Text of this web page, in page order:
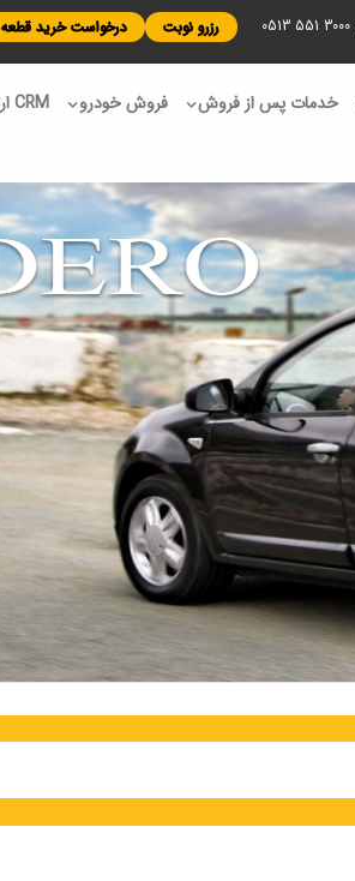
0513 551 3000 رزرو نوبت درخواست خرید قطعه
خدمات پس از فروش فروش خودرو CRM ارتباط با مشتریان